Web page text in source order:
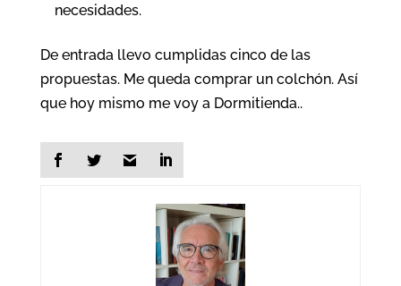
necesidades.
De entrada llevo cumplidas cinco de las
propuestas. Me queda comprar un colchón. Así
que hoy mismo me voy a Dormitienda..